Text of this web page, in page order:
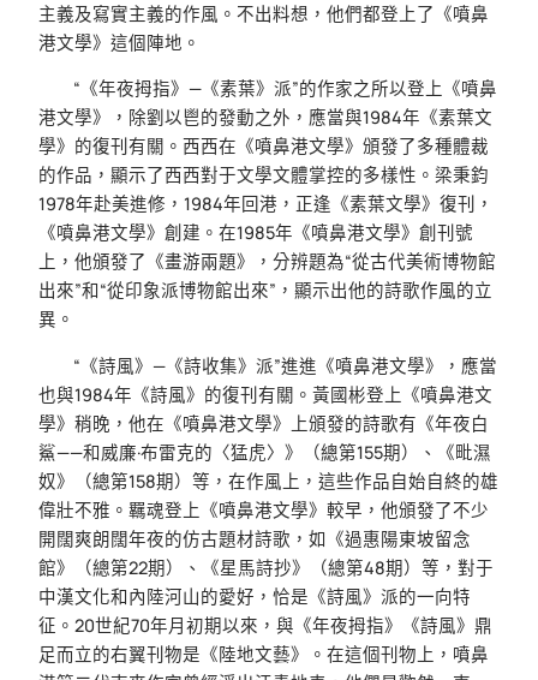
主義及寫實主義的作風。不出料想，他們都登上了《噴鼻
港文學》這個陣地。
“《年夜拇指》—《素葉》派”的作家之所以登上《噴鼻
港文學》，除劉以鬯的發動之外，應當與1984年《素葉文
學》的復刊有關。西西在《噴鼻港文學》頒發了多種體裁
的作品，顯示了西西對于文學文體掌控的多樣性。梁秉鈞
1978年赴美進修，1984年回港，正逢《素葉文學》復刊，
《噴鼻港文學》創建。在1985年《噴鼻港文學》創刊號
上，他頒發了《畫游兩題》，分辨題為“從古代美術博物館
出來”和“從印象派博物館出來”，顯示出他的詩歌作風的立
異。
“《詩風》—《詩收集》派”進進《噴鼻港文學》，應當
也與1984年《詩風》的復刊有關。黃國彬登上《噴鼻港文
學》稍晚，他在《噴鼻港文學》上頒發的詩歌有《年夜白
鯊——和威廉·布雷克的〈猛虎〉》（總第155期）、《毗濕
奴》（總第158期）等，在作風上，這些作品自始自終的雄
偉壯不雅。羈魂登上《噴鼻港文學》較早，他頒發了不少
開闊爽朗闊年夜的仿古題材詩歌，如《過惠陽東坡留念
館》（總第22期）、《星馬詩抄》（總第48期）等，對于
中漢文化和內陸河山的愛好，恰是《詩風》派的一向特
征。20世紀70年月初期以來，與《年夜拇指》《詩風》鼎
足而立的右翼刊物是《陸地文藝》。在這個刊物上，噴鼻